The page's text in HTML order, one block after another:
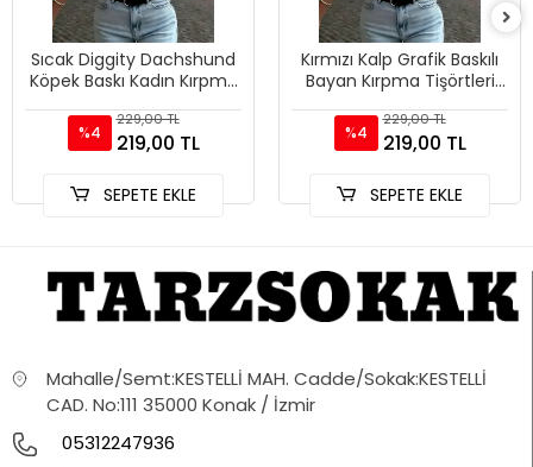
Sıcak Diggity Dachshund
Köpek Baskı Kadın Kırpma
Yüksek Elastik Üstler Se
%4
229,00 TL
219,00 TL
SEPETE EKLE
Kırmızı Kalp Grafik Baskılı
Bayan Kırpma Tişörtleri
Boyun Üstleri Sokak
%4
229,00 TL
219,00 TL
SEPETE EKLE
Mahalle/Semt:KESTELLİ MAH. Cadde/Sokak:KESTELLİ
CAD. No:111 35000 Konak / İzmir
05312247936